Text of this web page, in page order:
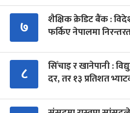
७
शैक्षिक क्रेडिट बैंक :
फर्किए नेपालमा
८
सिँचाइ र खानेपानी :
दर, तर १३ प्रतिशत